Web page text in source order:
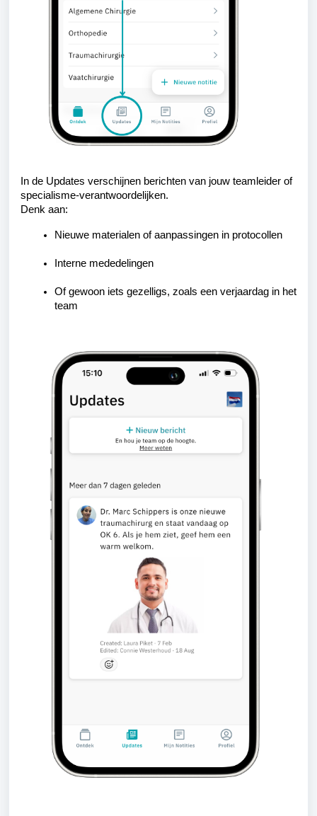
In de Updates verschijnen berichten van jouw teamleider of
specialisme-verantwoordelijken.
Denk aan:
Nieuwe materialen of aanpassingen in protocollen
Interne mededelingen
Of gewoon iets gezelligs, zoals een verjaardag in het
team